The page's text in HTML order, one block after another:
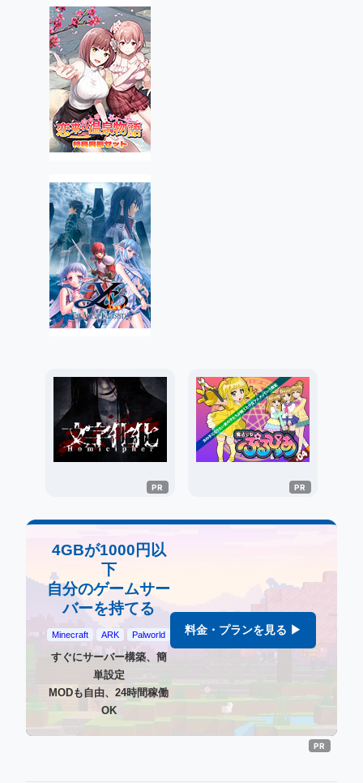
4GBが1000円以
下
自分のゲームサー
バーを持てる
Minecraft ARK Palworld
すぐにサーバー構築、簡
単設定
MODも自由、24時間稼働
OK
料金・プランを見る ▶